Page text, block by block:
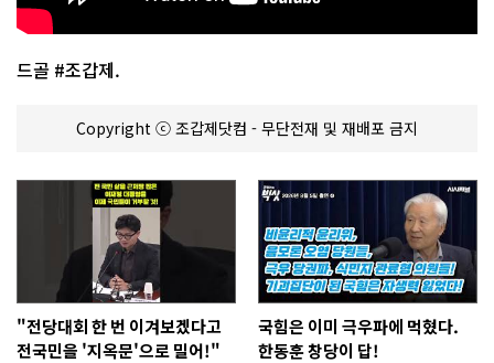
드골 #조갑제.
Copyright ⓒ 조갑제닷컴 - 무단전재 및 재배포 금지
"전당대회 한 번 이겨보겠다고
전국민을 '지옥문'으로 밀어!"
국힘은 이미 극우파에 먹혔다.
한동훈 창당이 답!